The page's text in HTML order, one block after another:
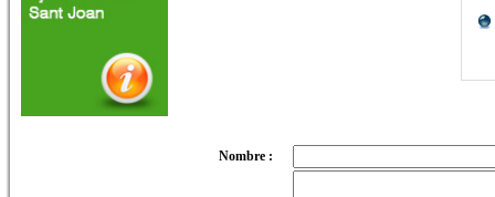
Nombre :